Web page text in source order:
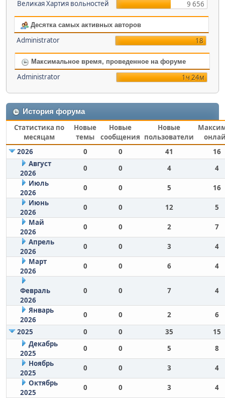
Великая Хартия вольностей 9 656
Десятка самых активных авторов
Administrator 18
Максимальное время, проведенное на форуме
Administrator 1ч 24м
История форума
Статистика по
месяцам
Новые
темы
Новые
сообщения
Новые
пользователи
2026
0 0 41
16
Август
2026
0 0 4
4
Июль
2026
0 0 5
16
Июнь
2026
0 0 12
5
Май
2026
0 0 2
7
Апрель
2026
0 0 3
4
Март
2026
0 0 6 4
Февраль
2026
0 0 7 4
Январь
2026
0 0 2
6
2025
0 0 35
15
Декабрь
2025
0 0 5
8
Ноябрь
2025
0 0 3
4
Октябрь
2025
0 0 3 4